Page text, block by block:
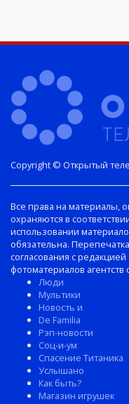
Все права на материалы,
охраняются в
использовании
обязательна.
согласования с
фотоматериалов
Люди
Мультики
Новость и
De Familia
Рэп-новости
Соц-и-ум
Спасение Титаника
Услышано
Как быть?
Магазин игрушек